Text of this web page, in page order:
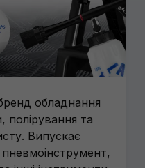
обладнання
полірування та
Випускає
CarPro
Triens